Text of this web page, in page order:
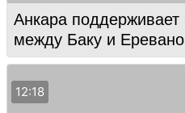
Анкара
между Баку и
12:18